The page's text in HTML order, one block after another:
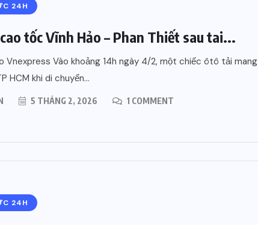
24H
tốc Vĩnh Hảo – Phan Thiết sau tai...
Vnexpress Vào khoảng 14h ngày 4/2, một chiếc ôtô tải mang
HCM khi di chuyển...
5 THÁNG 2, 2026 1 COMMENT
24H